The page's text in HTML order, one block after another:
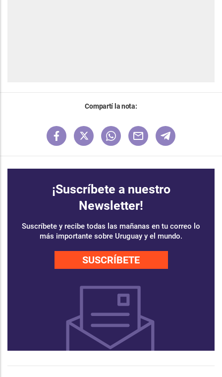
Compartí la nota:
¡Suscríbete a nuestro
Newsletter!
Suscríbete y recibe todas las mañanas en tu correo lo
más importante sobre Uruguay y el mundo.
SUSCRÍBETE